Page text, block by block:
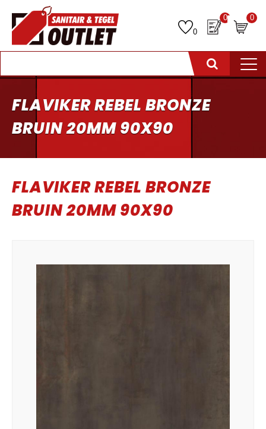
0
0 0
FLAVIKER REBEL BRONZE
BRUIN 20MM 90X90
FLAVIKER REBEL BRONZE
BRUIN 20MM 90X90